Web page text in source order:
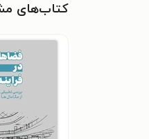
کتاب‌های